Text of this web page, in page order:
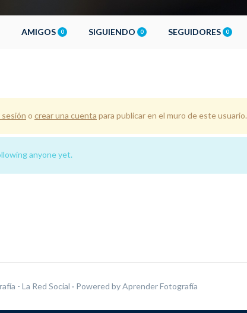
AMIGOS 0 SIGUIENDO 0 SEGUIDORES 0
sesión o crear una cuenta para publicar en el muro de este usuario.
anyone yet.
- La Red Social · Powered byAprender Fotografía